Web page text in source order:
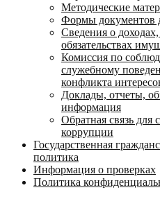
Методические
Формы документов
Сведения о
обязательствах
Комиссия по
служебному
конфликта
Доклады, отчеты,
информация
Обратная связь для
коррупции
Государственная
политика
Информация о проверках
Политика